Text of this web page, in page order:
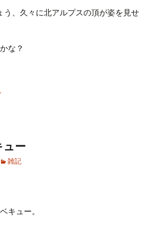
う、久々に北アルプスの頂が姿を見せ
な？
ュー
雑記
キュー。